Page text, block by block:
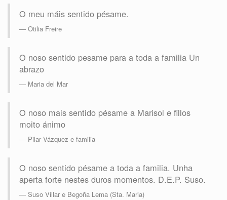
O meu máis sentido pésame.
Otilia Freire
O noso sentido pesame para a toda a familia Un
abrazo
Maria del Mar
O noso mais sentido pésame a Marisol e fillos
moito ánimo
Pilar Vázquez e familia
O noso sentido pésame a toda a familia. Unha
aperta forte nestes duros momentos. D.E.P. Suso.
Suso Villar e Begoña Lema (Sta. Maria)